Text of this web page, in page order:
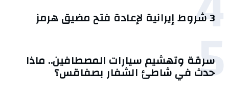
3 شروط إيرانية لإعادة فتح مضيق هرمز
5
سرقة وتهشيم سيارات المصطافين.. ماذا
حدث في شاطئ الشفار بصفاقس؟